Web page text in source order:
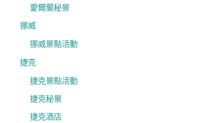
愛爾蘭秘景
挪威
挪威景點活動
捷克
捷克景點活動
捷克秘景
捷克酒店